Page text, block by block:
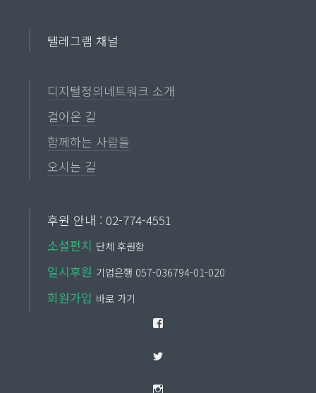
텔레그램 채널
디지털정의네트워크 소개
걸어온 길
함께하는 사람들
오시는 길
후원 안내 : 02-774-4551
소셜펀치 단체 후원함
일시후원 기업은행 057-036794-01-020
회원가입 바로 가기
Facebook
Twitter
Instagram